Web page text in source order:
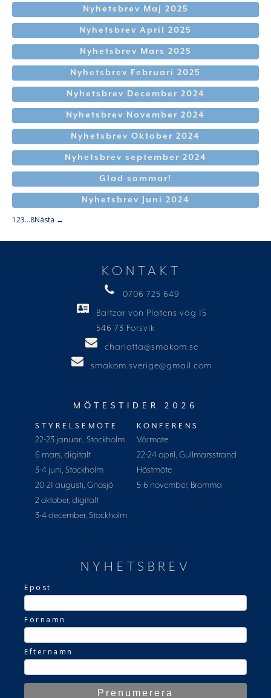
Nyhetsbrev Maj 2025
Nyhetsbrev April 2025
Nyhetsbrev Mars 2025
Nyhetsbrev Februari 2025
Nyhetsbrev December 2024
Nyhetsbrev November 2024
Nyhetsbrev Oktober 2024
Nyhetsbrev september 2024
Glad sommar!
Nyhetsbrev Juni 2024
123…8Nästa →
KONTAKT
0706 725 649
Baltzar von Platens väg 15
546 73 Forsvik
charlotta@smakom.se
smakom.sverige@gmail.com
MÖTESTIDER 2026
STYRELSEMÖTE
22-23 januari, Stockholm
6 mars, digitalt
3-4 juni, Stockholm
20-21 augusti, Gnosjö
2 oktober, digitalt
3-4 december, Stockholm
KONFERENS
Vårmöte
22-24 april, Gullmarsstrand
Höstmöte
5-6 november, Bromma
NYHETSBREV
Epost
Förnamn
Efternamn